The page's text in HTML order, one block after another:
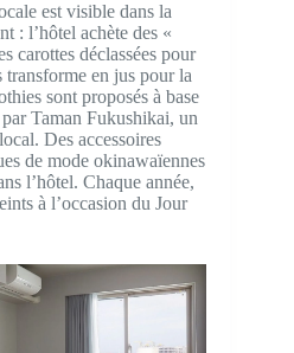
est visible dans la
: l’hôtel achète des «
carottes déclassées pour
transforme en jus pour la
sont proposés à base
Taman Fukushikai, un
Des accessoires
de mode okinawaïennes
l’hôtel. Chaque année,
à l’occasion du Jour